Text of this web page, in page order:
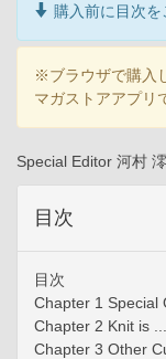
購入前に目次
※ブラウザで購入
マガストアアプリ
Special Editor 河村 澪
目次
目次
Chapter 1 Special
Chapter 2 Knit is
Chapter 3 Other